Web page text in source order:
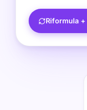
Riformula +